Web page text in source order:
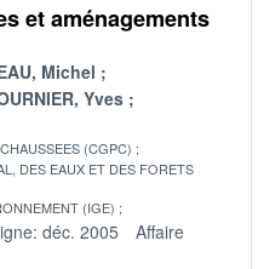
et aménagements
Michel
Yves
(CGPC)
DES EAUX ET DES FORETS
(IGE)
déc. 2005
Affaire